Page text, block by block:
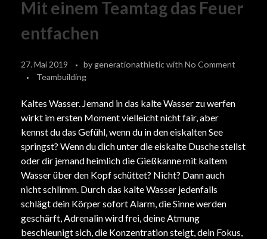
Mit einem Teamtag das Feuer
entfachen
27. Mai 2019 by generationathleticwith No Comment
Teambuilding
Kaltes Wasser. Jemand in das kalte Wasser zu werfen
wirkt im ersten Moment vielleicht nicht fair, aber
kennst du das Gefühl, wenn du in den eiskalten See
springst? Wenn du dich unter die eiskalte Dusche stellst
oder dir jemand heimlich die Gießkanne mit kaltem
Wasser über den Kopf schüttet? Nicht? Dann auch
nicht schlimm. Durch das kalte Wasser jedenfalls
schlägt dein Körper sofort Alarm, die Sinne werden
geschärft, Adrenalin wird frei, deine Atmung
beschleunigt sich, die Konzentration steigt, dein Fokus,